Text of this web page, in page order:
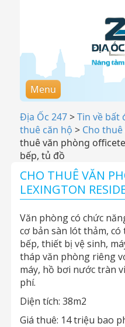
Menu
Địa Ốc 247>Tin về bất
thuê căn hộ > Cho
thuê văn phòng
bếp, tủ đồ
CHO THUÊ VĂN
LEXINGTON
Văn phòng có chức
cơ bản sàn lót thảm,
bếp, thiết bị vệ sinh,
tháp văn phòng riêng
máy, hồ bơi nước tràn
phí.
Diện tích: 38m2
Giá thuê: 14 triệu bao